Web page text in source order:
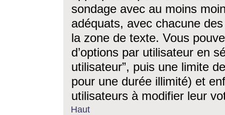
sondage avec au moins
adéquats, avec chacune
la zone de texte. Vous
d’options par utilisateur en
utilisateur”, puis une limite
pour une durée illimité) et
utilisateurs à modifier leur
Haut